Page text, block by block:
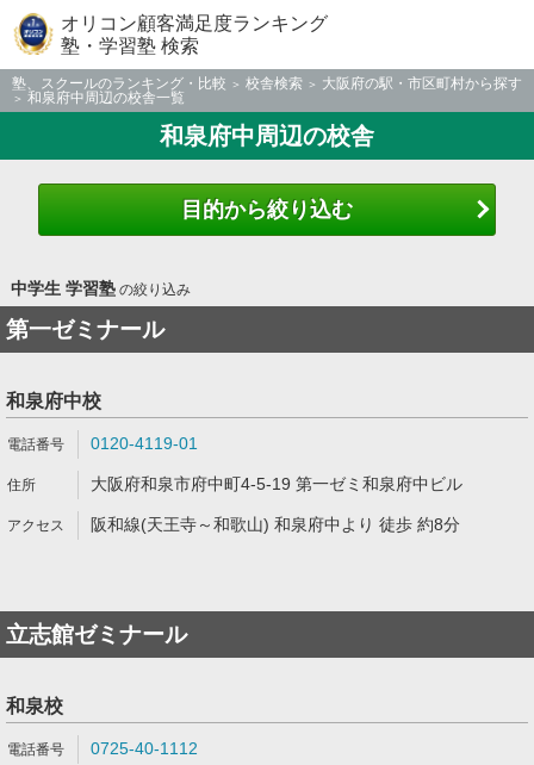
オリコン顧客満足度ランキング
塾・学習塾 検索
塾、スクールのランキング・比較 校舎検索
大阪府の駅・市区町村から探す
和泉府中周辺の校舎一覧
和泉府中周辺の校舎
目的から絞り込む
中学生 学習塾の絞り込み
第一ゼミナール
和泉府中校
0120-4119-01
大阪府和泉市府中町4-5-19 第一ゼミ和泉府中ビル
阪和線(天王寺～和歌山) 和泉府中より 徒歩 約8分
立志館ゼミナール
和泉校
0725-40-1112